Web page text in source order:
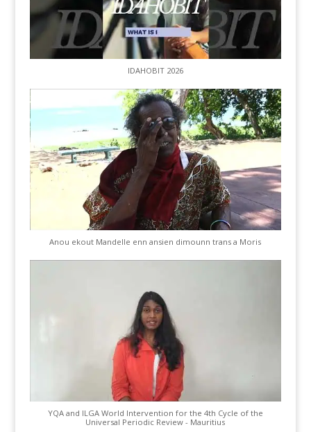
IDAHOBIT 2026
Anou ekout Mandelle enn ansien dimounn trans a Moris
YQA and ILGA World Intervention for the 4th Cycle of the
Universal Periodic Review - Mauritius